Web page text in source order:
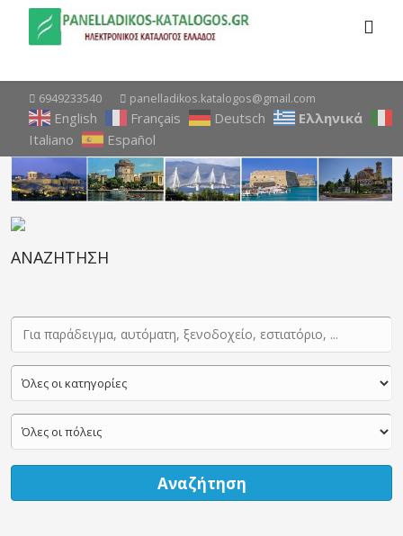
6949233540 panelladikos.katalogos@gmail.com
English Français Deutsch
Ελληνικά
Italiano
Español
ΑΝΑΖΗΤΗΣΗ
Αναζήτηση